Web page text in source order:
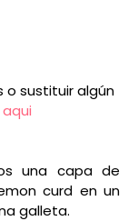
o sustituir algún
aqui
una capa de
curd en un
galleta.